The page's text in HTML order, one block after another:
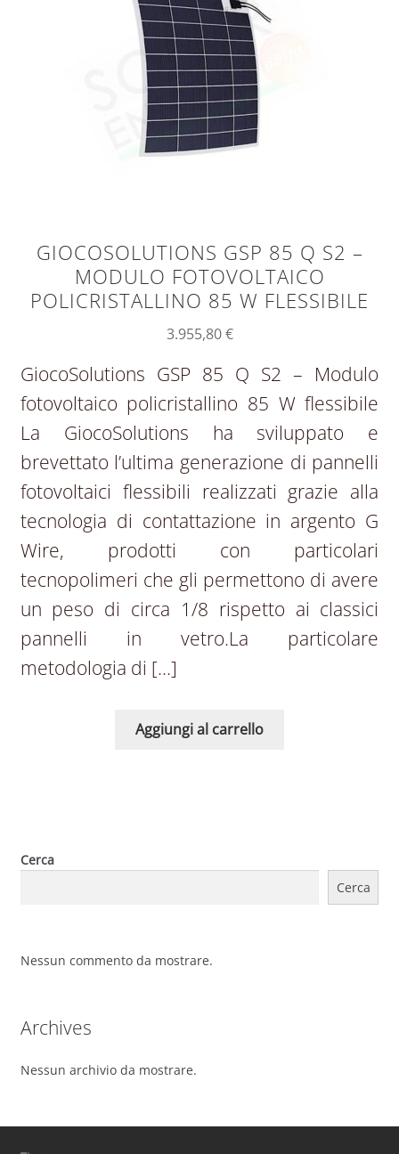
GIOCOSOLUTIONS GSP 85 Q S2 –
MODULO FOTOVOLTAICO
POLICRISTALLINO 85 W FLESSIBILE
3.955,80€
GiocoSolutions GSP 85 Q S2 – Modulo
fotovoltaico policristallino 85 W flessibile
La GiocoSolutions ha sviluppato e
brevettato l’ultima generazione di pannelli
fotovoltaici flessibili realizzati grazie alla
tecnologia di contattazione in argento G
Wire, prodotti con particolari
tecnopolimeri che gli permettono di avere
un peso di circa 1/8 rispetto ai classici
pannelli in vetro.La particolare
metodologia di […]
Aggiungi al carrello
Cerca
Cerca
Nessun commento da mostrare.
Archives
Nessun archivio da mostrare.